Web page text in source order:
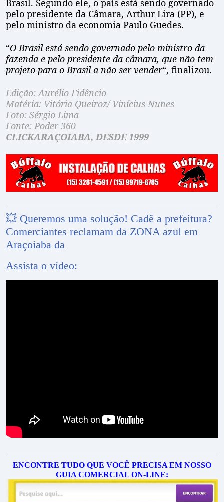
Brasil. Segundo ele, o país está sendo governado
pelo presidente da Câmara, Arthur Lira (PP), e
pelo ministro da economia Paulo Guedes.
“O Brasil está sendo governado pelo ministro da
fazenda e pelo presidente da câmara, que não tem
projeto para o Brasil a não ser vender“, finalizou.
Edição: Aurélio Fidêncio
Matéria: Vitória Queiroz/ Vinícius Nunes
Foto: Sérgio Lima
Fonte: Poder 360
CLICKARAÇOIABA, DESDE 1999
💥 Queremos uma solução! Cadê a prefeitura?
Comerciantes reclamam da ZONA azul em
Araçoiaba da
Assista o vídeo:
ENCONTRE TUDO QUE VOCÊ PRECISA EM NOSSO
GUIA COMERCIAL ON-LINE: